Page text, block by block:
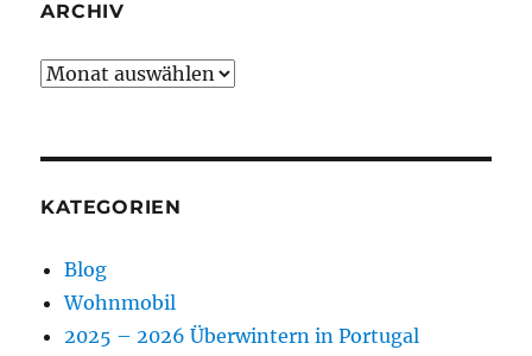
ARCHIV
Archiv
KATEGORIEN
Blog
Wohnmobil
2025 – 2026 Überwintern in Portugal